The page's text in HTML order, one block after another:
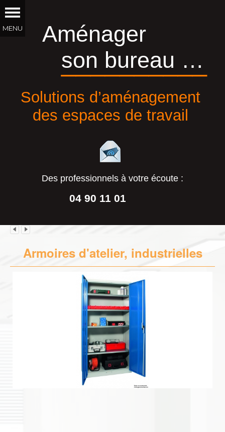
Aménager
son bureau …
Solutions d’aménagement
des espaces de travail
Des professionnels à votre écoute :
04 90 11 01
__________
Armoires d'atelier, industrielles